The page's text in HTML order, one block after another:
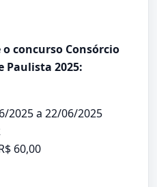
concurso Consórcio
2025:
2025 a 22/06/2025
60,00